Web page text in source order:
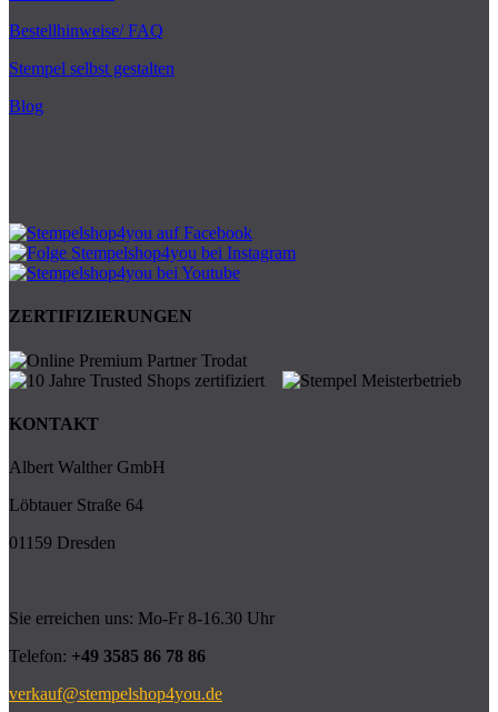
Bestellhinweise/ FAQ
Stempel selbst gestalten
Blog
ZERTIFIZIERUNGEN
KONTAKT
Albert Walther GmbH
Löbtauer Straße 64
01159 Dresden
Sie erreichen uns: Mo-Fr 8-16.30 Uhr
Telefon: +49 3585 86 78 86
verkauf@stempelshop4you.de